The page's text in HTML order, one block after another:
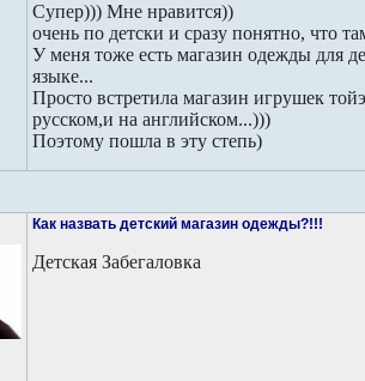
Супер))) Мне нравится))
очень по детски и сразу понятно, что
У меня тоже есть магазин одежды для
языке...
Просто встретила магазин игрушек
русском,и на английском...)))
Поэтому пошла в эту степь)
Как назвать детский магазин одежды?!!!
Детская Забегаловка